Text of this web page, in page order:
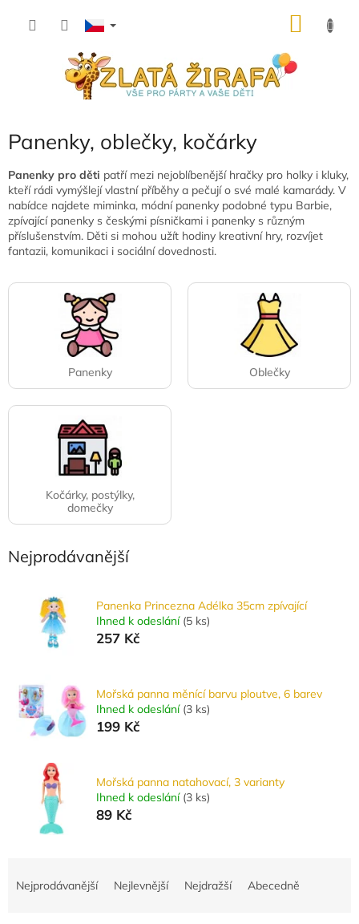
Panenky, oblečky, kočárky
Panenky pro děti patří mezi nejoblíbenější hračky pro holky i kluky,
kteří rádi vymýšlejí vlastní příběhy a pečují o své malé kamarády. V
nabídce najdete miminka, módní panenky podobné typu Barbie,
zpívající panenky s českými písničkami i panenky s různým
příslušenstvím. Děti si mohou užít hodiny kreativní hry, rozvíjet
fantazii, komunikaci i sociální dovednosti.
Panenky Oblečky
Kočárky, postýlky,
domečky
Nejprodávanější
Panenka Princezna Adélka 35cm zpívající
Ihned k odeslání (5 ks)
257 Kč
Mořská panna měnící barvu ploutve, 6 barev
Ihned k odeslání (3 ks)
199 Kč
Mořská panna natahovací, 3 varianty
Ihned k odeslání (3 ks)
89 Kč
Nejprodávanější Nejlevnější Nejdražší Abecedně